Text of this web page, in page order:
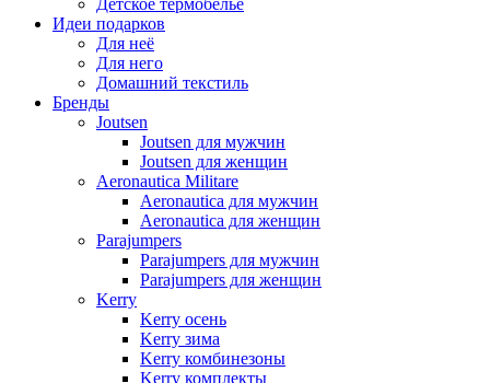
Детское термобелье
Идеи подарков
Для неё
Для него
Домашний текстиль
Бренды
Joutsen
Joutsen для мужчин
Joutsen для женщин
Aeronautica Militare
Aeronautica для мужчин
Aeronautica для женщин
Parajumpers
Parajumpers для мужчин
Parajumpers для женщин
Kerry
Kerry осень
Kerry зима
Kerry комбинезоны
Kerry комплекты